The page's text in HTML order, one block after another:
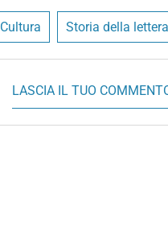
Cultura Storia della
LASCIA IL TUO